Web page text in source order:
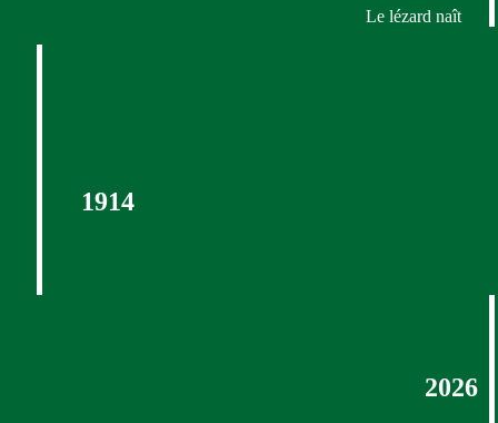
Le lézard naît
1914
2026